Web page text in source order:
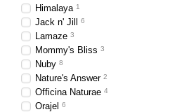
Himalaya 1
Jack n' Jill 6
Lamaze 3
Mommy's Bliss 3
Nuby 8
Nature's Answer 2
Officina Naturae 4
Orajel 6